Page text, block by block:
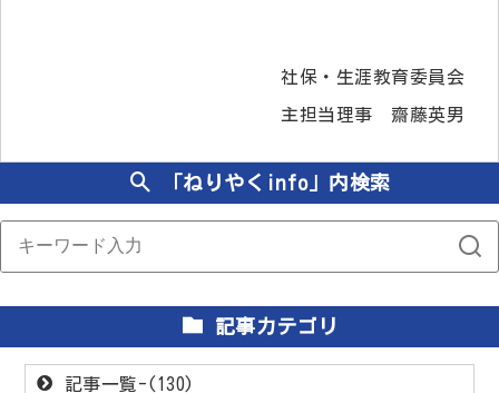
社保・生涯教育委員会
主担当理事 齋藤英男
「ねりやくinfo」内検索
記事カテゴリ
記事一覧-(130)